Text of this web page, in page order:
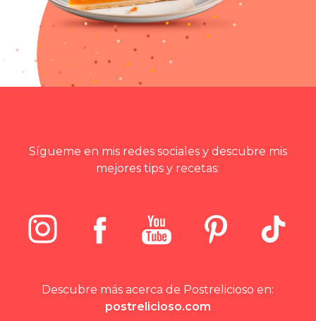
Sígueme en mis redes sociales y descubre mis
mejores tips y recetas:
Descubre más acerca de Postrelicioso en:
postrelicioso.com